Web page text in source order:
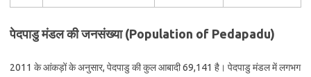
पेदपाडु मंडल की जनसंख्या (Population of Pedapadu)
2011 के आंकड़ों के अनुसार, पेदपाडु की कुल आबादी 69,141 है। पेदपाडु मंडल में लगभग